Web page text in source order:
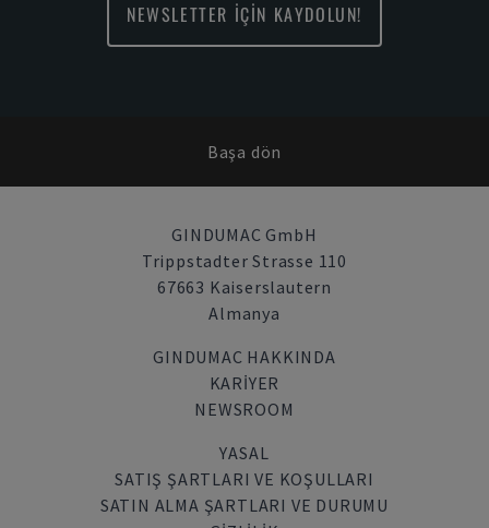
NEWSLETTER İÇİN KAYDOLUN!
Başa dön
GINDUMAC GmbH
Trippstadter Strasse 110
67663 Kaiserslautern
Almanya
GINDUMAC HAKKINDA
KARIYER
NEWSROOM
YASAL
SATIŞ ŞARTLARI VE KOŞULLARI
SATIN ALMA ŞARTLARI VE DURUMU